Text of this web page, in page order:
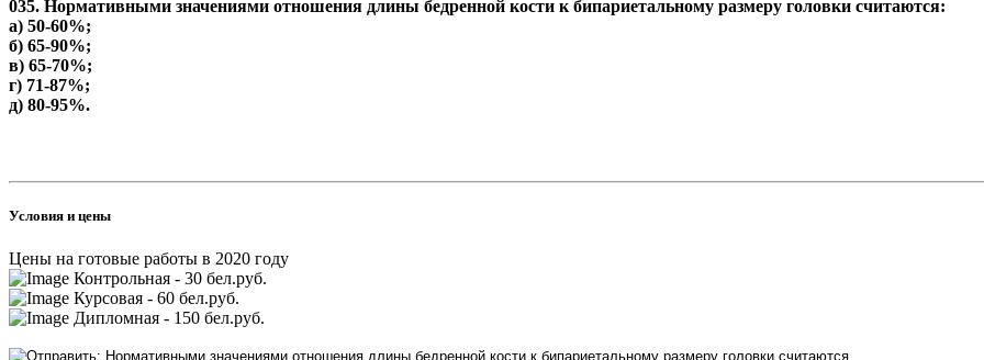
035. Нормативными значениями отношения длины бедренной кости к бипариетальному размеру головки считаются:
а) 50-60%;
б) 65-90%;
в) 65-70%;
г) 71-87%;
д) 80-95%.
Условия и цены
Цены на готовые работы в 2020 году
Контрольная - 30 бел.руб.
Курсовая - 60 бел.руб.
Дипломная - 150 бел.руб.